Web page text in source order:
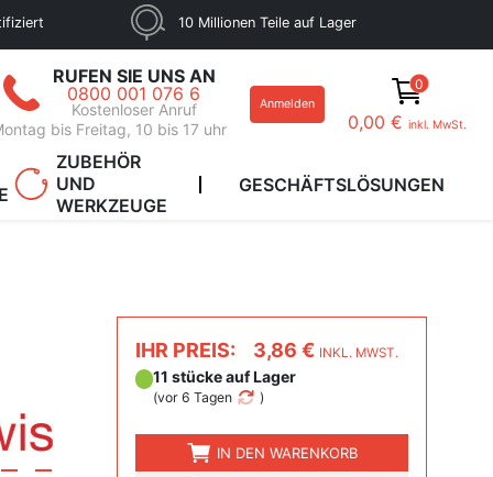
10 Millionen Teile auf Lager
RUFEN SIE UNS AN
0800 001 076 6
Kostenloser Anruf
bis Freitag, 10 bis 17 uhr
Anmelden
0
0,00 € inkl. MwSt.
ZUBEHÖR
UND
WERKZEUGE
GESCHÄFTSLÖSUNGEN
IHR PREIS: 3,86 € INKL. MWST.
11 stücke auf Lager
(vor 6 Tagen )
IN DEN WARENKORB